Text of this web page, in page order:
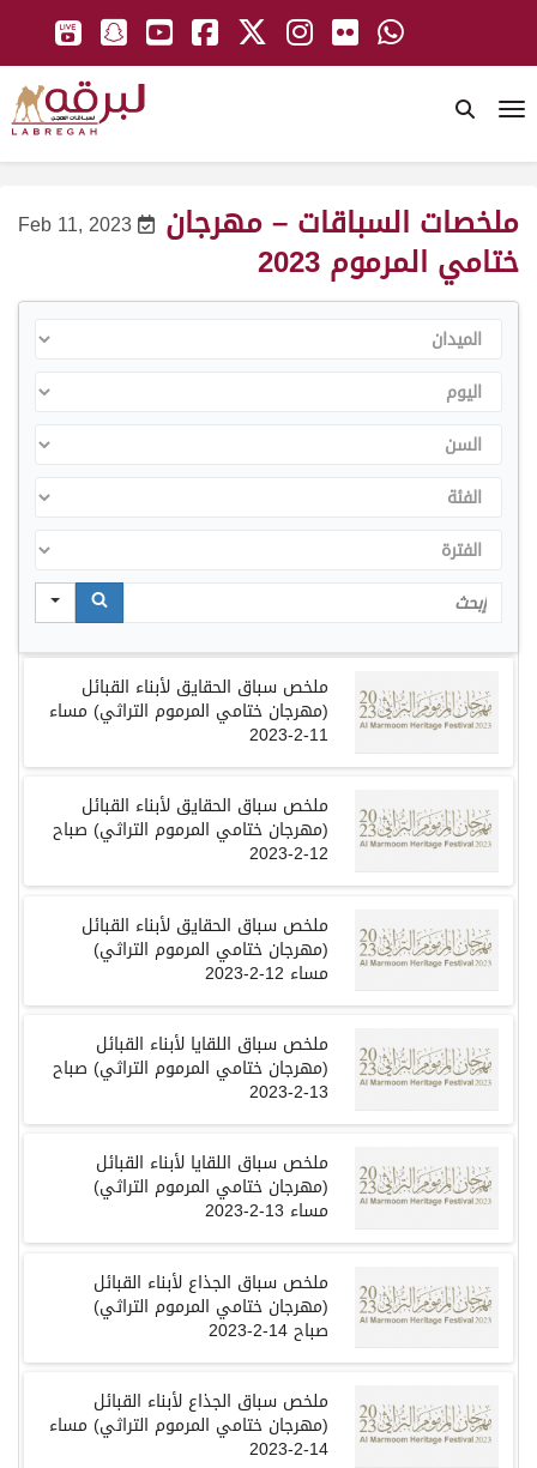
Feb 11, 2023 ملخصات السباقات – مهرجان
ختامي المرموم 2023
الميدان
اليوم
السن
الفئة
الفترة
Search
ملخص سباق الحقايق لأبناء القبائل
(مهرجان ختامي المرموم التراثي)مساء
11-2-2023
ملخص سباق الحقايق لأبناء القبائل
(مهرجان ختامي المرموم التراثي)صباح
12-2-2023
ملخص سباق الحقايق لأبناء القبائل
(مهرجان ختامي المرموم التراثي)
مساء 12-2-2023
ملخص سباق اللقايا لأبناء القبائل
(مهرجان ختامي المرموم التراثي)صباح
13-2-2023
ملخص سباق اللقايا لأبناء القبائل
(مهرجان ختامي المرموم التراثي)
مساء 13-2-2023
ملخص سباق الجذاع لأبناء القبائل
(مهرجان ختامي المرموم التراثي)
صباح14-2-2023
ملخص سباق الجذاع لأبناء القبائل
(مهرجان ختامي المرموم التراثي)مساء
14-2-2023